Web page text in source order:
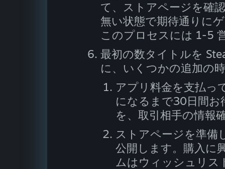
て、ストアページを確
無い状態で期待通りに
このプロセスには 1-5
最初の数タイトルを
に、いくつかの追加の
アプリ料金を支払っ
になるまで30日間お
を、取引相手の情報
ストアページを準備
公開します。購入に
ムはウィッシュリス